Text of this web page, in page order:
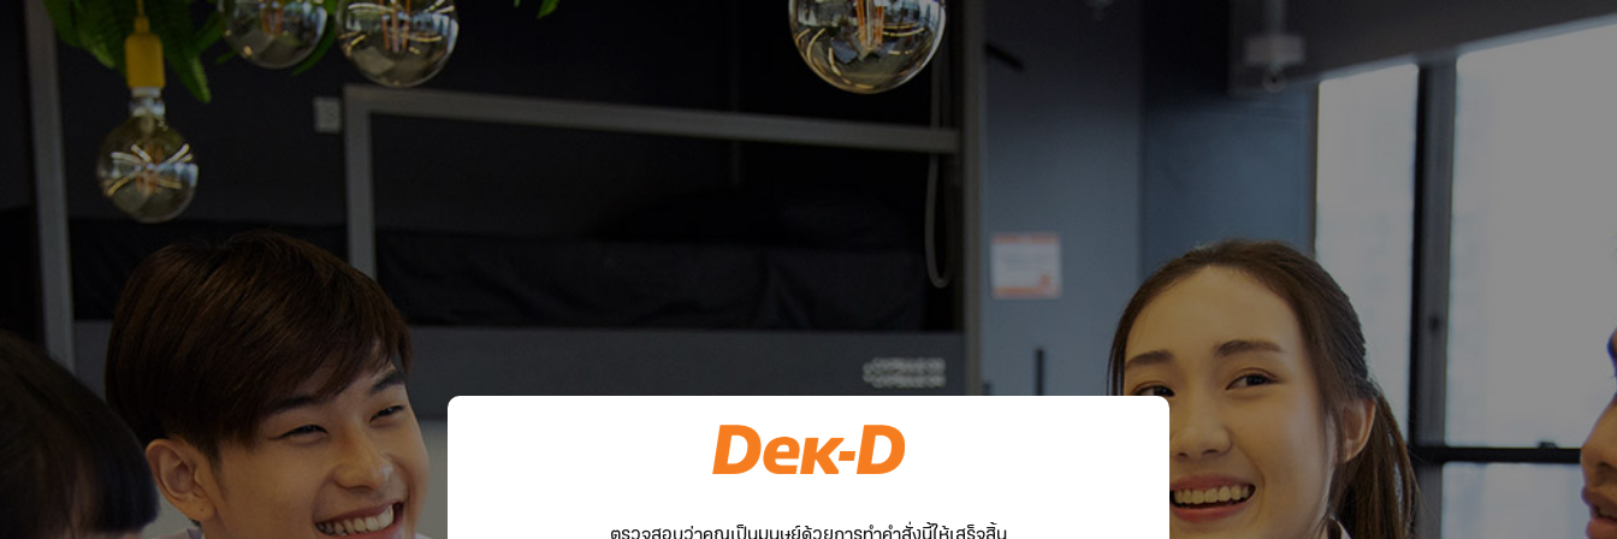
ตรวจสอบว่าคุณเป็นมนุษย์ด้วยการทำคำสั่งนี้ให้เสร็จสิ้น